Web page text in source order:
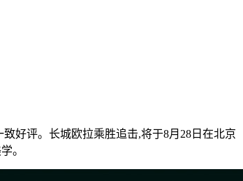
好评。长城欧拉乘胜追击,将于8月28日在北京
。